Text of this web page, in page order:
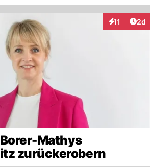
11 2d
Mathys
zurückerobern